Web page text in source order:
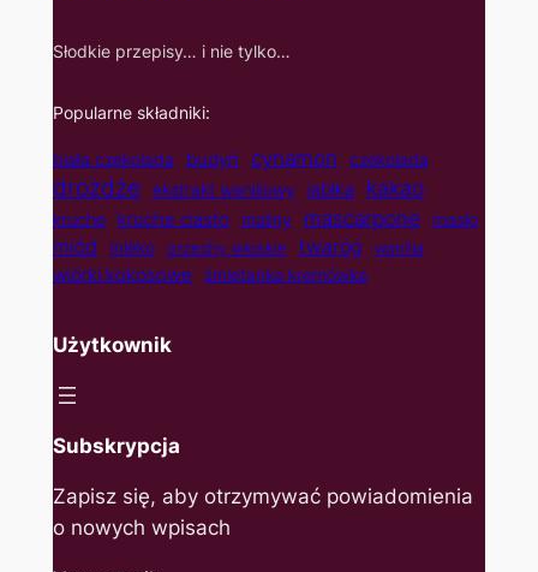
Słodkie przepisy… i nie tylko…
Popularne składniki:
biała czekolada budyń cynamon czekolada
drożdże ekstrakt waniliowy jabłka kakao
kruche kruche ciasto maliny mascarpone masło
miód mleko orzechy włoskie twaróg wanilia
wiórki kokosowe śmietanka kremówka
Użytkownik
Subskrypcja
Zapisz się, aby otrzymywać powiadomienia
o nowych wpisach